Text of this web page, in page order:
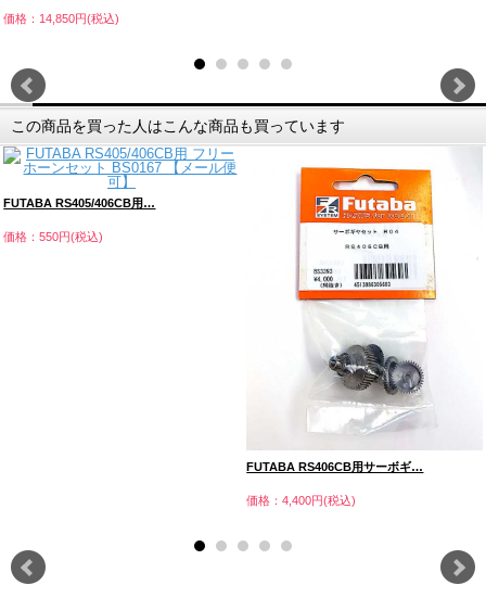
価格：14,850円(税込)
この商品を買った人はこんな商品も買っています
FUTABA RS405/406CB用…
価格：550円(税込)
FUTABA RS406CB用サーボギ…
価格：4,400円(税込)